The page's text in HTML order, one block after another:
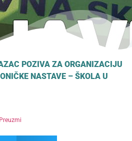
POZIVA ZA ORGANIZACIJU
NASTAVE – ŠKOLA U
Preuzmi